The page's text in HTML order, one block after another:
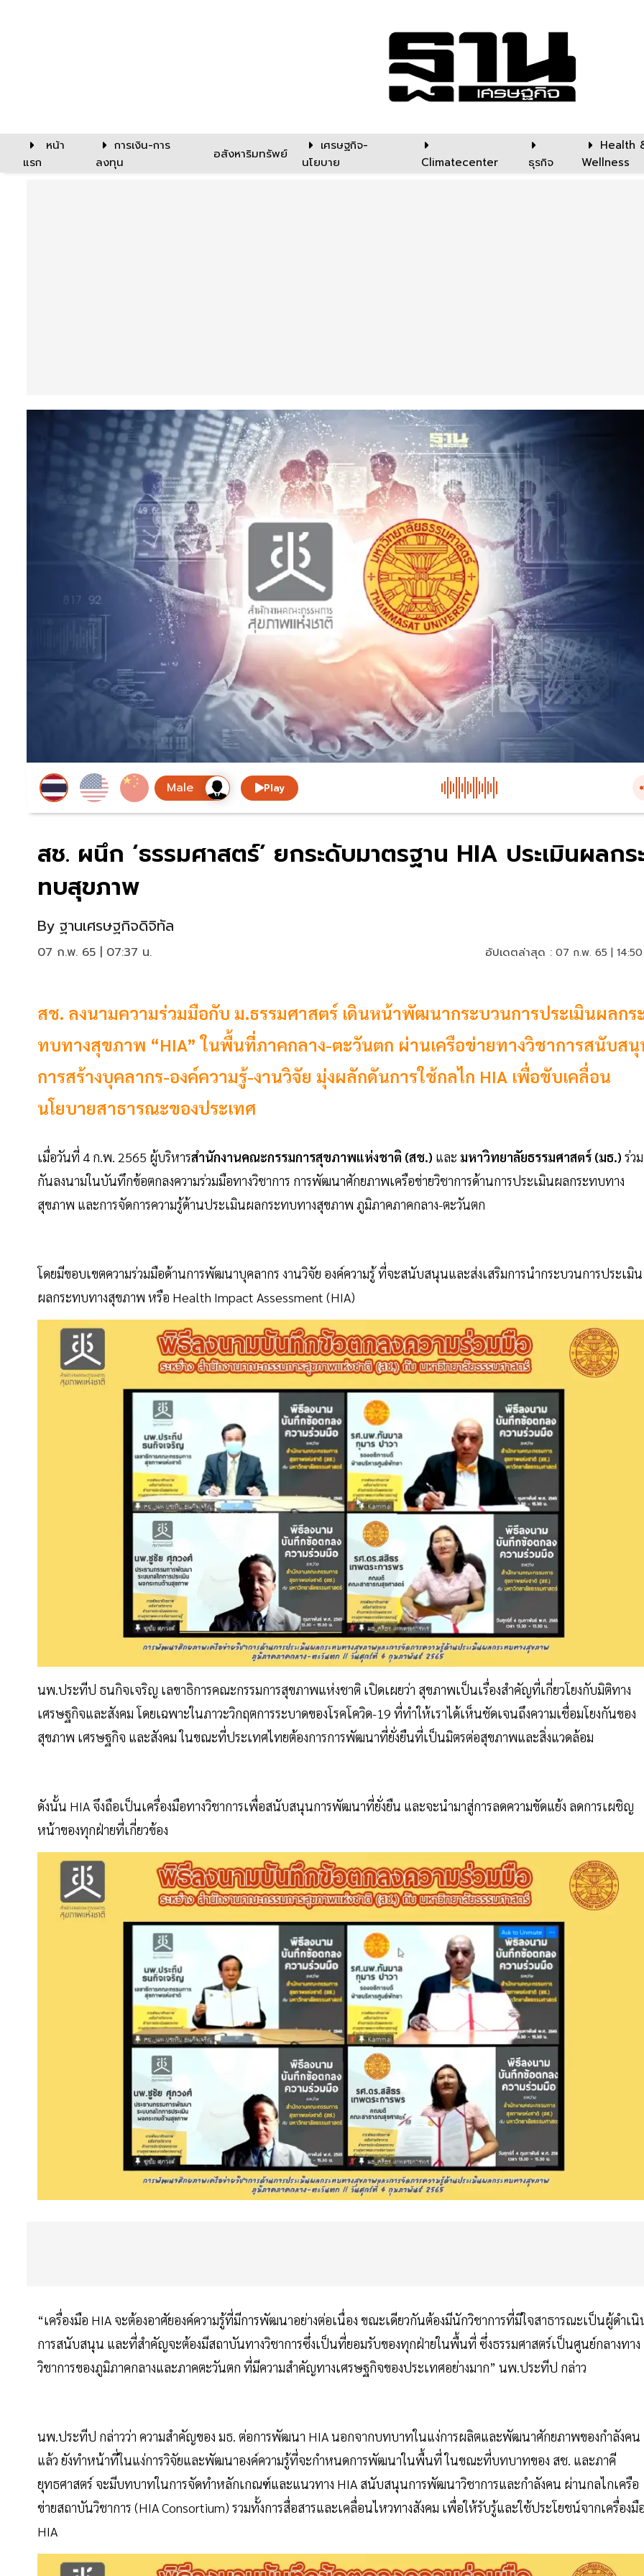
หน้า
แรก
การเงิน-การ
ลงทุน
อสังหาริมทรัพย์
เศรษฐกิจ-
นโยบาย
Climatecenter ธุรกิจ
Health
Wellness
Play
สช. ผนึก ‘ธรรมศาสตร์’ ยกระดับมาตรฐาน HIA ประเมินผลกร
ทบสุขภาพ
By ฐานเศรษฐกิจดิจิทัล
07 ก.พ. 65 | 07:37 น. อัปเดตล่าสุด : 07 ก.พ. 65 |
สช. ลงนามความร่วมมือกับ ม.ธรรมศาสตร์ เดินหน้าพัฒนากระบวนการประเมินผลกร
ทบทางสุขภาพ “HIA” ในพื้นที่ภาคกลาง-ตะวันตก ผ่านเครือข่ายทางวิชาการสนับส
การสร้างบุคลากร-องค์ความรู้-งานวิจัย มุ่งผลักดันการใช้กลไก HIA เพื่อขับเคลื่อน
นโยบายสาธารณะของประเทศ
เมื่อวันที่ 4 ก.พ. 2565 ผู้บริหารสำนักงานคณะกรรมการสุขภาพแห่งชาติ (สช.) และ มหาวิทยาลัยธรรมศาสตร์ (มธ.) ร่วม
กันลงนามในบันทึกข้อตกลงความร่วมมือทางวิชาการ การพัฒนาศักยภาพเครือข่ายวิชาการด้านการประเมินผลกระทบทาง
สุขภาพ และการจัดการความรู้ด้านประเมินผลกระทบทางสุขภาพ ภูมิภาคภาคกลาง-ตะวันตก
โดยมีขอบเขตความร่วมมือด้านการพัฒนาบุคลากร งานวิจัย องค์ความรู้ ที่จะสนับสนุนและส่งเสริมการนำกระบวนการประเมิน
ผลกระทบทางสุขภาพ หรือ Health Impact Assessment (HIA)
นพ.ประทีป ธนกิจเจริญ เลขาธิการคณะกรรมการสุขภาพแห่งชาติ เปิดเผยว่า สุขภาพเป็นเรื่องสำคัญที่เกี่ยวโยงกับมิติทาง
เศรษฐกิจและสังคม โดยเฉพาะในภาวะวิกฤตการระบาดของโรคโควิด-19 ที่ทำให้เราได้เห็นชัดเจนถึงความเชื่อมโยงกันของ
สุขภาพ เศรษฐกิจ และสังคม ในขณะที่ประเทศไทยต้องการการพัฒนาที่ยั่งยืนที่เป็นมิตรต่อสุขภาพและสิ่งแวดล้อม
ดังนั้น HIA จึงถือเป็นเครื่องมือทางวิชาการเพื่อสนับสนุนการพัฒนาที่ยั่งยืน และจะนำมาสู่การลดความขัดแย้ง ลดการเผชิญ
หน้าของทุกฝ่ายที่เกี่ยวข้อง
“เครื่องมือ HIA จะต้องอาศัยองค์ความรู้ที่มีการพัฒนาอย่างต่อเนื่อง ขณะเดียวกันต้องมีนักวิชาการที่มีใจสาธารณะเป็นผู้ดำเ
การสนับสนุน และที่สำคัญจะต้องมีสถาบันทางวิชาการซึ่งเป็นที่ยอมรับของทุกฝ่ายในพื้นที่ ซึ่งธรรมศาสตร์เป็นศูนย์กลางทาง
วิชาการของภูมิภาคกลางและภาคตะวันตก ที่มีความสำคัญทางเศรษฐกิจของประเทศอย่างมาก” นพ.ประทีป กล่าว
นพ.ประทีป กล่าวว่า ความสำคัญของ มธ. ต่อการพัฒนา HIA นอกจากบทบาทในแง่การผลิตและพัฒนาศักยภาพของกำลังคน
แล้ว ยังทำหน้าที่ในแง่การวิจัยและพัฒนาองค์ความรู้ที่จะกำหนดการพัฒนาในพื้นที่ ในขณะที่บทบาทของ สช. และภาคี
ยุทธศาสตร์ จะมีบทบาทในการจัดทำหลักเกณฑ์และแนวทาง HIA สนับสนุนการพัฒนาวิชาการและกำลังคน ผ่านกลไกเครือ
ข่ายสถาบันวิชาการ (HIA Consortium) รวมทั้งการสื่อสารและเคลื่อนไหวทางสังคม เพื่อให้รับรู้และใช้ประโยชน์จากเครื่องมื
HIA